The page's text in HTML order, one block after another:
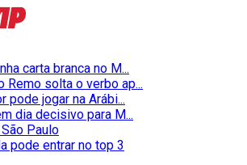
carta branca no M...
Remo solta o verbo ap...
pode jogar na Arábi...
dia decisivo para M...
Paulo
pode entrar no top 3